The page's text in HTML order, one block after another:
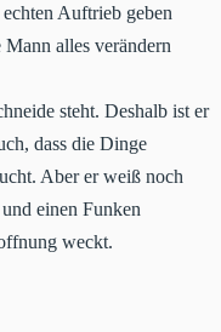
Auftrieb geben
alles verändern
steht. Deshalb ist er
dass die Dinge
Aber er weiß noch
einen Funken
weckt.